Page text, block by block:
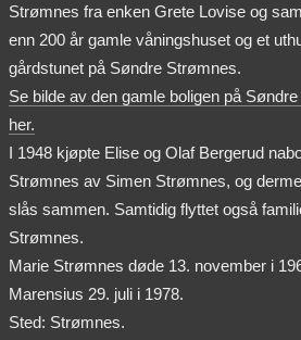
Strømnes fra enken Grete Lovise og
enn 200 år gamle våningshuset og et
gårdstunet på Søndre Strømnes.
Se bilde av den gamle boligen på
her.
I 1948 kjøpte Elise og Olaf Bergerud
Strømnes av Simen Strømnes, og
slås sammen. Samtidig flyttet også
Strømnes.
Marie Strømnes døde 13. november i
Marensius 29. juli i 1978.
Sted: Strømnes.